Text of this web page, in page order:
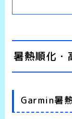
暑熱順化・
Garmin暑